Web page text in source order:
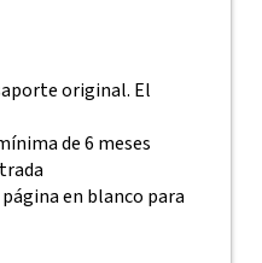
original. El
de 6 meses
en blanco para